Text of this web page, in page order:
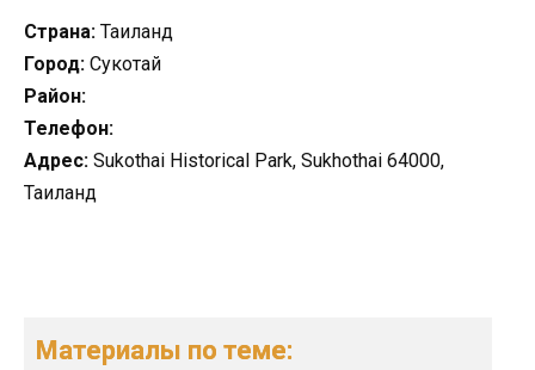
Страна: Таиланд
Город: Сyкoтaй
Район:
Телефон:
Адрес: Sukothai Historical Park, Sukhothai 64000,
Таиланд
Материалы по теме: